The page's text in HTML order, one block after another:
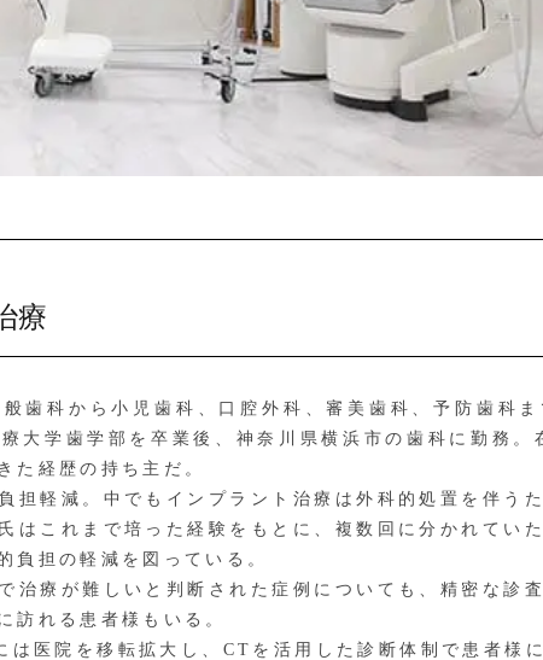
療
歯科から小児歯科、口腔外科、審美歯科、予防歯科
大学歯学部を卒業後、神奈川県横浜市の歯科に勤務
た経歴の持ち主だ。
軽減。中でもインプラント治療は外科的処置を伴う
はこれまで培った経験をもとに、複数回に分かれてい
負担の軽減を図っている。
療が難しいと判断された症例についても、精密な診
訪れる患者様もいる。
医院を移転拡大し、CTを活用した診断体制で患者様